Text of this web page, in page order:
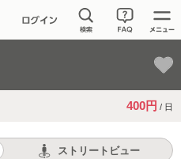
400円 / 日
ストリートビュー